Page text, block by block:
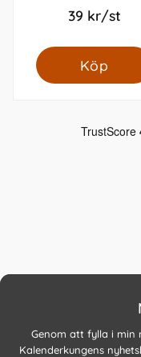
39 kr/st
Köp
Genom att fylla i min
Kalenderkungens